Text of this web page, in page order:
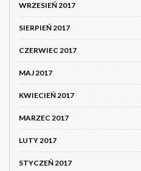
WRZESIEŃ 2017
SIERPIEŃ 2017
CZERWIEC 2017
MAJ 2017
KWIECIEŃ 2017
MARZEC 2017
LUTY 2017
STYCZEŃ 2017